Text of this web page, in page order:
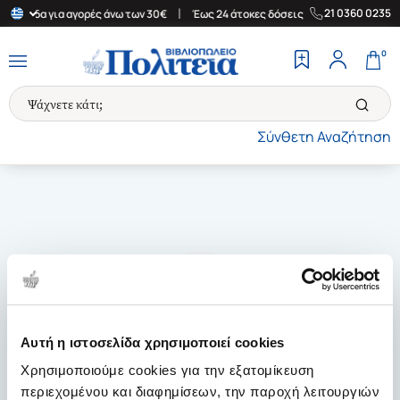
Αυτή η ιστοσελίδα χρησιμοποιεί cookies
Χρησιμοποιούμε cookies για την εξατομίκευση
περιεχομένου και διαφημίσεων, την παροχή λειτουργιών
για αγορές άνω των 30€ Έως 24 άτοκες δόσεις | Δωρεάν
21 0360 0235
Σύνθετη Αναζήτηση
0